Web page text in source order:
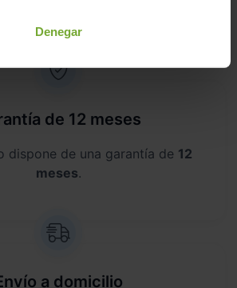
Denegar
de 12 meses
dispone de una garantía de 12
meses.
a domicilio